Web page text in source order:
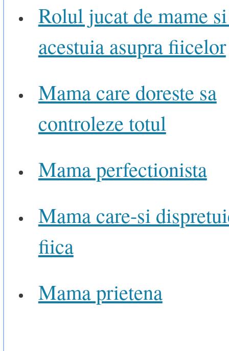
Rolul jucat de mame
acestuia asupra fiicelor
Mama care doreste sa
controleze totul
Mama perfectionista
Mama care-si
fiica
Mama prietena